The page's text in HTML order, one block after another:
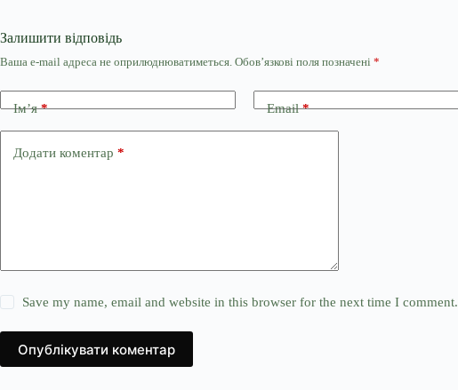
Залишити відповідь
Ваша e-mail адреса не оприлюднюватиметься. Обов’язкові поля позначені *
Ім’я* Email*
Додати коментар *
Save my name, email and website in this browser for the next time I comment.
Опублікувати коментар